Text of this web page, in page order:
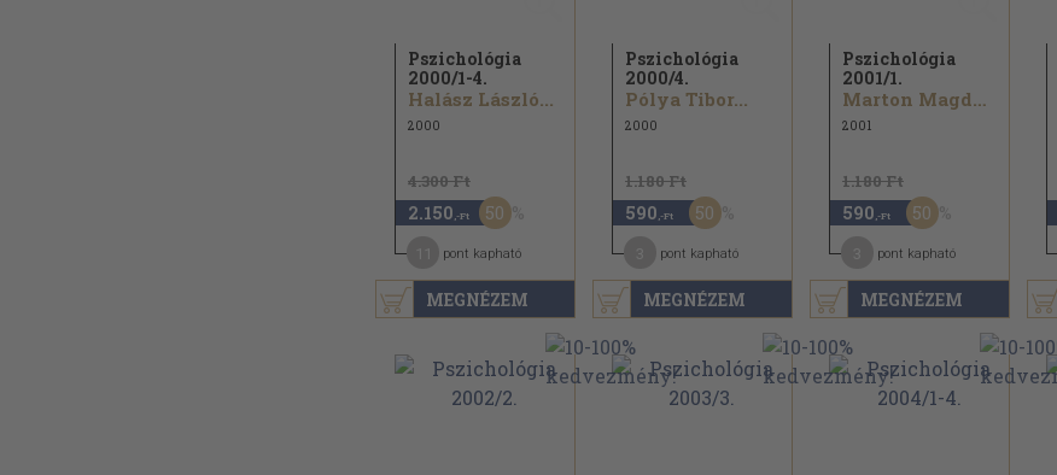
MEGNÉZEM
Pszichológia
2000/1-4.
Halász László...
2000
4.300 Ft
2.150 ,-Ft 50
pont kapható
MEGNÉZEM
Pszichológia
2000/4.
Pólya Tibor...
2000
1.180 Ft
590 ,-Ft 50
pont kapható
MEGNÉZEM
Pszichológia
2001/1.
Marton Magda...
2001
1.180 Ft
590 ,-Ft 50
pont kapható